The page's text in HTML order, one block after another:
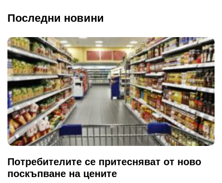
Последни новини
Потребителите се притесняват от ново
поскъпване на цените